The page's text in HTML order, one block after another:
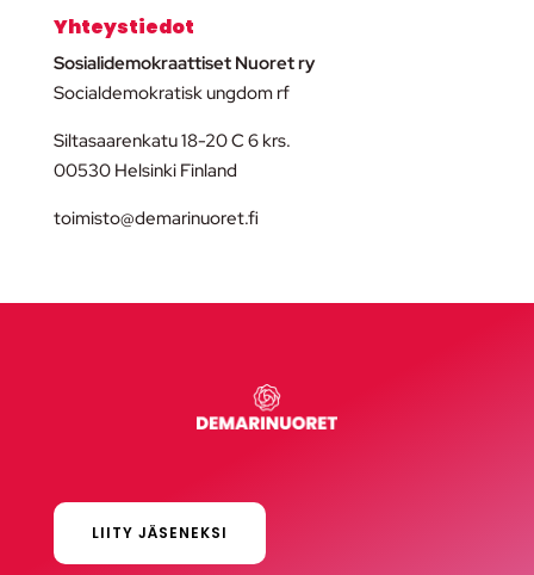
Yhteystiedot
Sosialidemokraattiset Nuoret ry
Socialdemokratisk ungdom rf
Siltasaarenkatu 18-20 C 6 krs.
00530 Helsinki Finland
toimisto@demarinuoret.fi
LIITY JÄSENEKSI